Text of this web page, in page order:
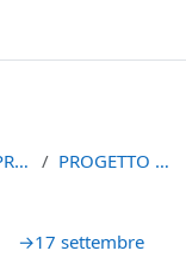
LPR-A2021 PROGETTO FINE CORSO
→17 settembre